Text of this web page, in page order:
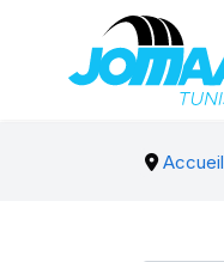
Accueil